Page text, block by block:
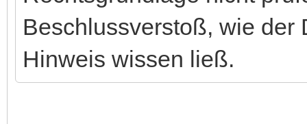
Beschlussverstoß, wie der
Hinweis wissen ließ.